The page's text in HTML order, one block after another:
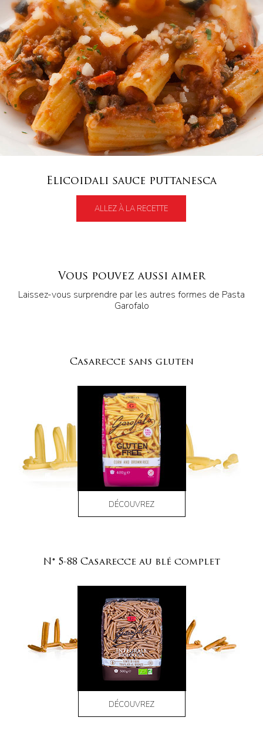
Elicoidali sauce puttanesca
ALLEZ À LA RECETTE
Vous pouvez aussi aimer
Laissez-vous surprendre par les autres formes de Pasta
Garofalo
Casarecce sans gluten
DÉCOUVREZ
N° 5-88 Casarecce au blé complet
DÉCOUVREZ